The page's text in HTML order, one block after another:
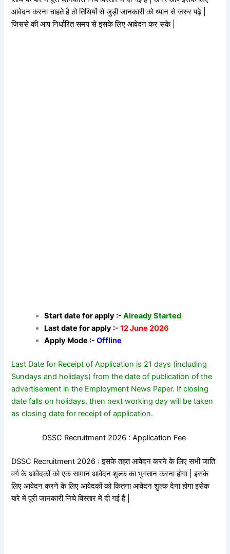
आवेदन करना चाहते है तो तिथियों से जुड़ी जानकारी को ध्यान से जरुर पढ़े |
जिससे की आप निर्धारित समय से इसके लिए आवेदन कर सके |
Start date for apply :- Already Started
Last date for apply :-12 June 2026
Apply Mode :-Offline
Last Date for Receipt of Application is 21 days (including
Sundays and holidays) from the date of publication of the
advertisement in the Employment News Paper. If closing
date falls on holidays, then next working day will be taken
as closing date for receipt of application.
DSSC Recruitment 2026 : Application Fee
DSSC Recruitment 2026 : इसके तहत आवेदन करने के लिए सभी जाति
वर्ग के आवेदकों को एक सामान आवेदन शुल्क का भुगतान करना होगा | इसके
लिए आवेदन करने के लिए आवेदकों को कितना आवेदन शुल्क देना होगा इसेक
बारे में पूरी जानकारी निचे विस्तार में दी गई है |